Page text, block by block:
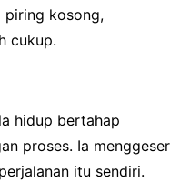
piring kosong,
cukup.
hidup bertahap
proses. Ia menggeser
itu sendiri.